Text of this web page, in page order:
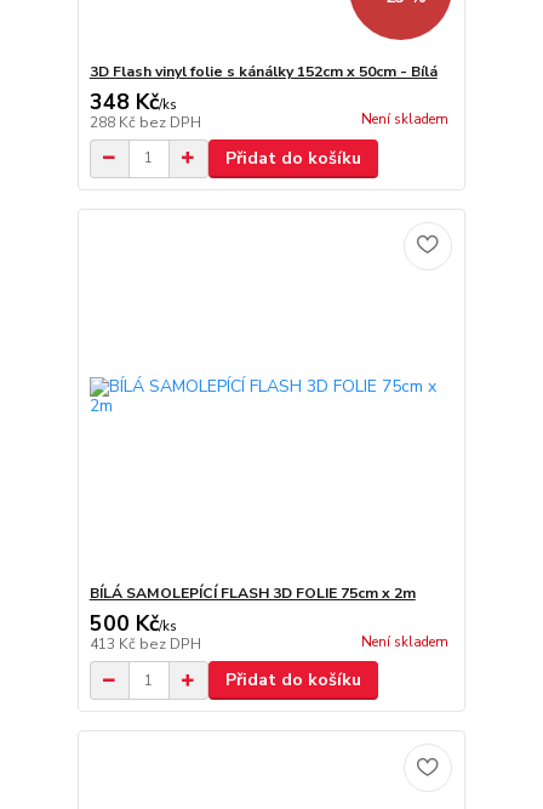
3D Flash vinyl folie s kánálky 152cm x 50cm - Bílá
348 Kč/ks
288 Kč bez DPH Není skladem
Přidat do košíku
BÍLÁ SAMOLEPÍCÍ FLASH 3D FOLIE 75cm x 2m
500 Kč/ks
413 Kč bez DPH Není skladem
Přidat do košíku